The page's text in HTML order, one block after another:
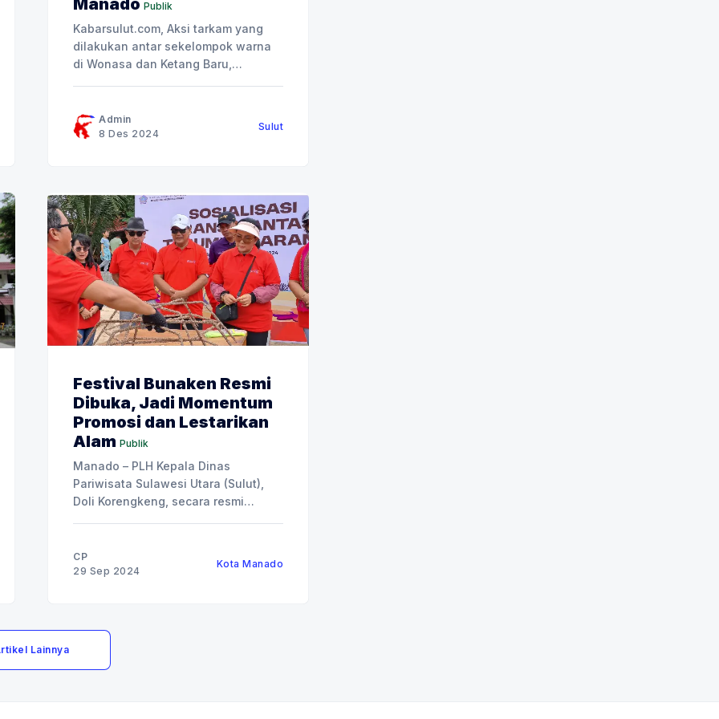
Manado Publik
Kabarsulut.com, Aksi tarkam yang
dilakukan antar sekelompok warna
di Wonasa dan Ketang Baru,
korban yang terkena senjata tajam
(panah wayer), satu diantaranya
warga sudah beraktivitas kembali
Admin
8 Des 2024
Sulut
Festival Bunaken Resmi
Dibuka, Jadi Momentum
Promosi dan Lestarikan
Alam Publik
Manado – PLH Kepala Dinas
Pariwisata Sulawesi Utara (Sulut),
Doli Korengkeng, secara resmi
yang bertajuk “Creat A Magical
Bunaken” itu agenda tahunan yang
CP
29 Sep 2024
Kota Manado
Lainnya